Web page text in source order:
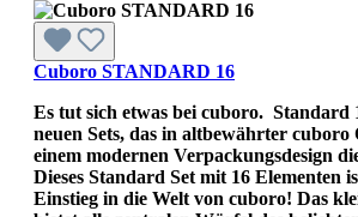
Cuboro STANDARD 16
Es tut sich etwas bei cuboro. Standard
neuen Sets, das in altbewährter
einem modernen Verpackungsdesign
Dieses Standard Set mit 16 Elementen
Einstieg in die Welt von cuboro! Das